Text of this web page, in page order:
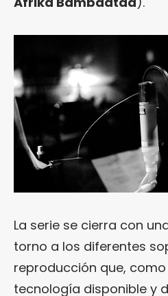
La serie se cierra con
torno a los diferentes
reproducción que,
tecnología disponible y